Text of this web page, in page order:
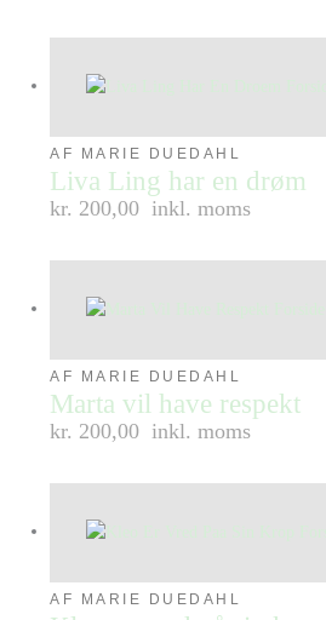
AF MARIE DUEDAHL
Liva Ling har en drøm
kr. 200,00 inkl. moms
AF MARIE DUEDAHL
Marta vil have respekt
kr. 200,00 inkl. moms
AF MARIE DUEDAHL